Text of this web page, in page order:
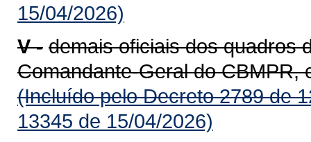
15/04/2026)
V - demais oficiais dos quadros
Comandante-Geral do CBMPR,
(Incluído pelo Decreto 2789 de
13345 de 15/04/2026)